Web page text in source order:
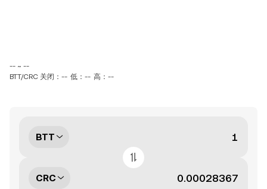
-- ~ --
BTT/CRC 关闭：-- 低：-- 高：--
BTT
CRC